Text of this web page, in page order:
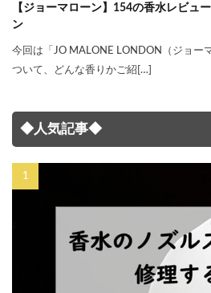
【ジョーマローン】154の香水レビュ
ン
今回は「JO MALONE LONDON（ジョ
ついて、どんな香りかご紹[…]
◆人気記事◆